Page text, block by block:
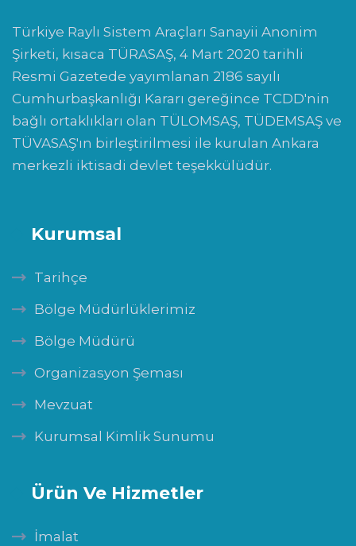
Türkiye Raylı Sistem Araçları Sanayii Anonim
Şirketi, kısaca TÜRASAŞ, 4 Mart 2020 tarihli
Resmi Gazetede yayımlanan 2186 sayılı
Cumhurbaşkanlığı Kararı gereğince TCDD'nin
bağlı ortaklıkları olan TÜLOMSAŞ, TÜDEMSAŞ ve
TÜVASAŞ'ın birleştirilmesi ile kurulan Ankara
merkezli iktisadi devlet teşekkülüdür.
Kurumsal
Tarihçe
Bölge Müdürlüklerimiz
Bölge Müdürü
Organizasyon Şeması
Mevzuat
Kurumsal Kimlik Sunumu
Ürün Ve Hizmetler
İmalat